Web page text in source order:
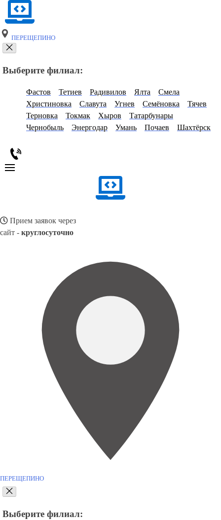
ПЕРЕЩЕПИНО
Выберите филиал:
Фастов Тетиев Радивилов Ялта
Смела
Христиновка
Славута Угнев Семёновка
Тячев
Терновка
Токмак Хыров
Татарбунары
Чернобыль
Энергодар Умань Почаев Шахтёрск
Прием заявок через
сайт - круглосуточно
ПЕРЕЩЕПИНО
Выберите филиал: